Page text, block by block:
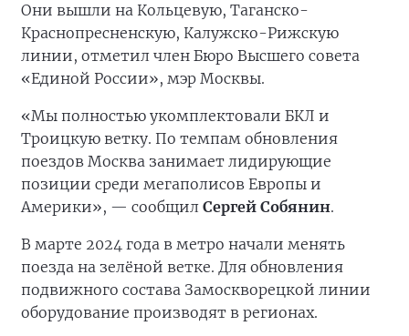
Они вышли на Кольцевую, Таганско-
Краснопресненскую, Калужско-Рижскую
линии, отметил член Бюро Высшего совета
«Единой России», мэр Москвы.
«Мы полностью укомплектовали БКЛ и
Троицкую ветку. По темпам обновления
поездов Москва занимает лидирующие
позиции среди мегаполисов Европы и
Америки», — сообщил Сергей Собянин.
В марте 2024 года в метро начали менять
поезда на зелёной ветке. Для обновления
подвижного состава Замоскворецкой линии
оборудование производят в регионах.